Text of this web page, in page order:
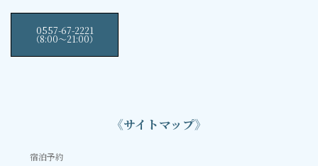
0557-67-2221
（8:00〜21:00）
《サイトマップ》
宿泊予約